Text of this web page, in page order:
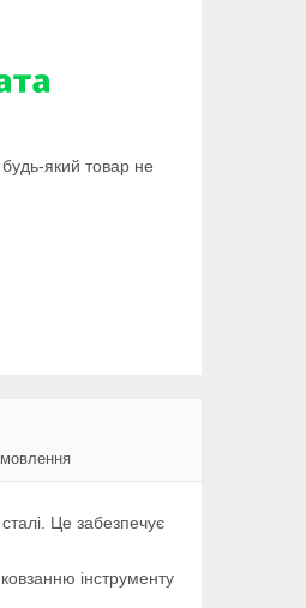
який товар не
Це забезпечує
інструменту